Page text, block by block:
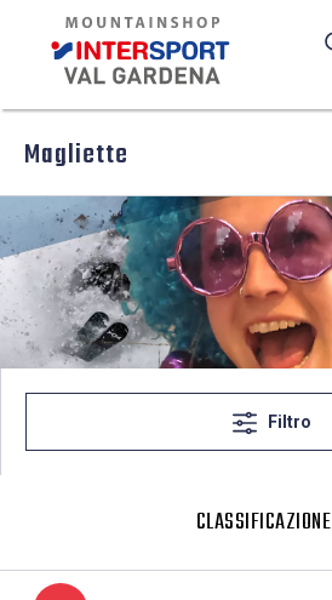
Magliette
Filtro
CLASSIFICAZIONE